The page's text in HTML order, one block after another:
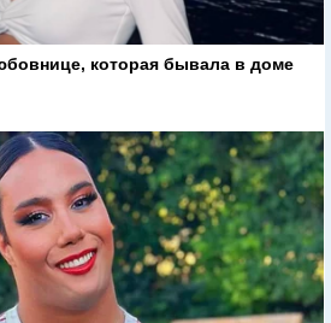
которая бывала в доме